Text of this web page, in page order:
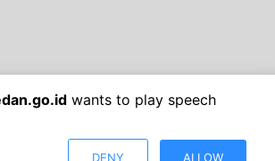
wants to play speech
DENY ALLOW